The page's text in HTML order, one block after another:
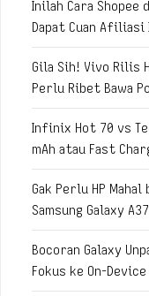
Inilah Cara Shopee
Dapat Cuan
Gila Sih! Vivo Rilis
Perlu Ribet Bawa
Infinix Hot 70 vs
mAh atau Fast
Gak Perlu HP
Samsung Galaxy
Bocoran Galaxy
Fokus ke On-